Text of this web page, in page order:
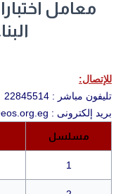
معامل
للإتصال:
تليفون مباشر : 22845514
بريد إلكترونى :
مسلسل
1